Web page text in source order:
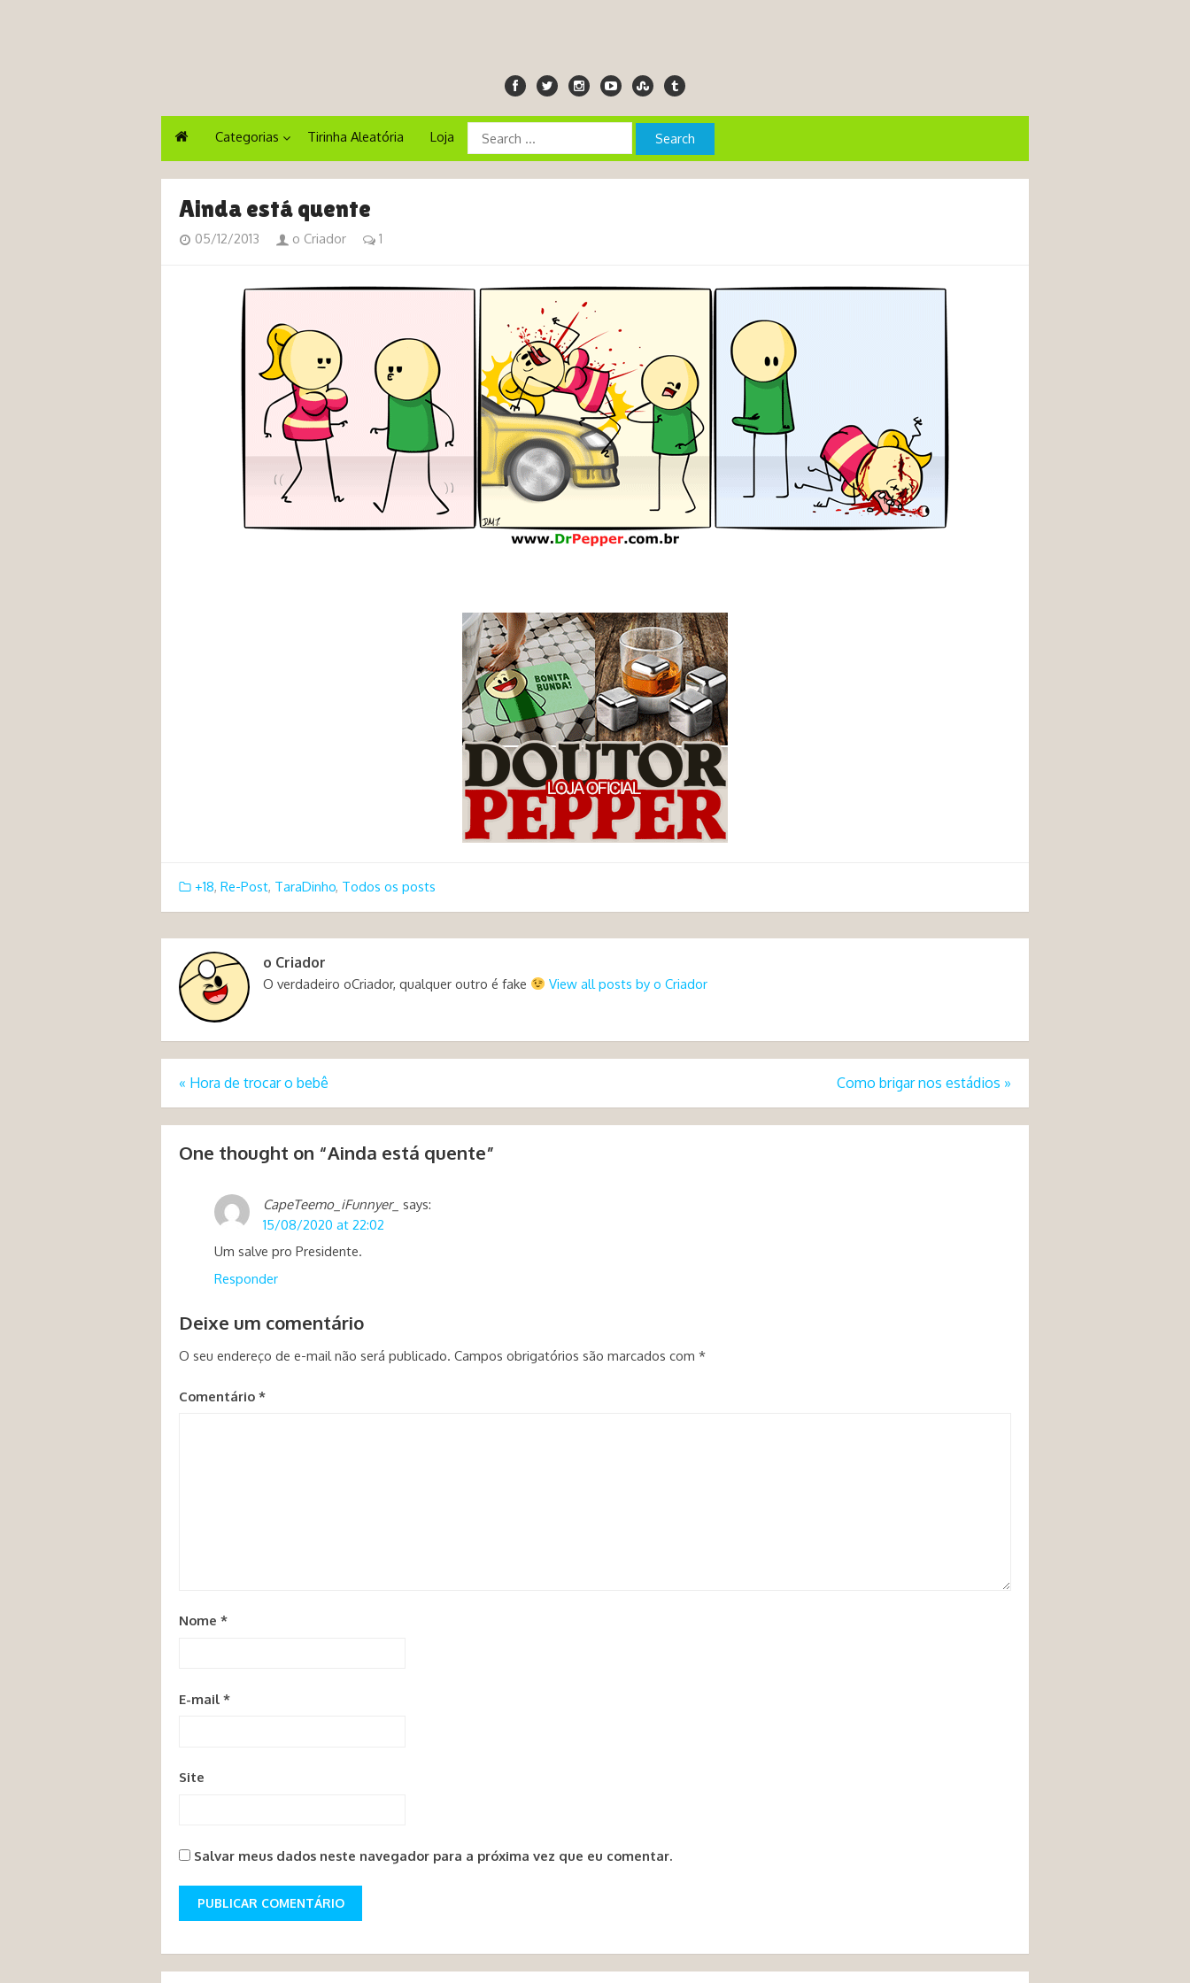
Categorias Tirinha Aleatória Loja
Ainda está quente
05/12/2013 o Criador 1
+18, Re-Post, TaraDinho, Todos os posts
o Criador
O verdadeiro oCriador, qualquer outro é fake View all posts by o Criador
« Hora de trocar o bebê Como brigar nos estádios »
One thought on “Ainda está quente”
CapeTeemo_iFunnyer_ says:
15/08/2020 at 22:02
Um salve pro Presidente.
Responder
Deixe um comentário
O seu endereço de e-mail não será publicado. Campos obrigatórios são marcados com *
Comentário *
Nome *
E-mail *
Site
Salvar meus dados neste navegador para a próxima vez que eu comentar.